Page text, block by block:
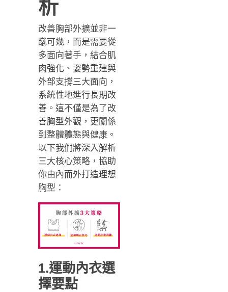
析
改善胸部外擴並非一
蹴可幾，而是需要從
多面向著手，結合肌
肉強化、姿勢重建與
外部支撐三大面向，
系統性地進行長期改
善。這不僅是為了改
善胸型外觀，更關係
到整體體態與健康。
以下我們將深入解析
三大核心策略，協助
你由內而外打造理想
胸型：
1.運動內衣選
擇要點